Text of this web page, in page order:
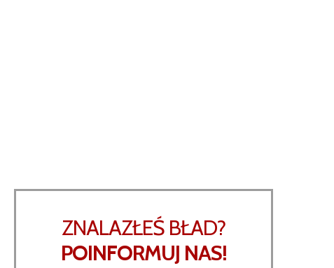
ZNALAZŁEŚ BŁAD?
POINFORMUJ NAS!